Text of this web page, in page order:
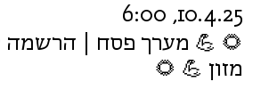
🌻 💪 מערך פסח | הרשמה
מזון 💪 🌻
10.4.25, 6:00